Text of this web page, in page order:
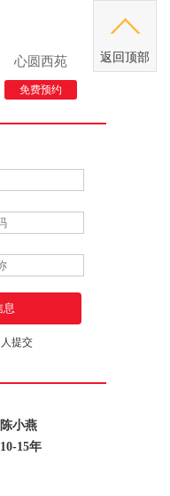
心圆西苑
免费预约
人提交
陈小燕
10-15年
返回顶部